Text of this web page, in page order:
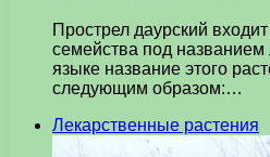
Прострел даурский
семейства под
языке название этого
следующим образом:…
Лекарственные растения